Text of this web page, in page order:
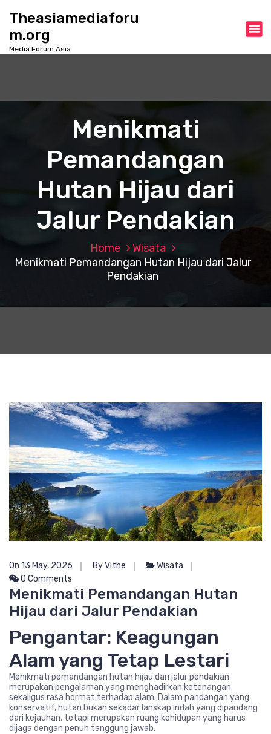
o
Theasiamediaforu
m.org
Media Forum Asia
Menikmati
Pemandangan
Hutan Hijau dari
Jalur Pendakian
Home
Wisata
Menikmati Pemandangan Hutan Hijau dari Jalur
Pendakian
On 13 May, 2026 By Vithe
Wisata
0 Comments
Menikmati Pemandangan Hutan
Hijau dari Jalur Pendakian
Pengantar: Keagungan
Alam yang Tetap Lestari
Menikmati pemandangan hutan hijau dari jalur pendakian
merupakan pengalaman yang menghadirkan ketenangan
sekaligus rasa hormat terhadap alam. Dalam pandangan yang
konservatif, hutan bukan sekadar lanskap indah yang dipandang
dari kejauhan, tetapi merupakan ruang kehidupan yang harus
dijaga dengan penuh tanggung jawab.